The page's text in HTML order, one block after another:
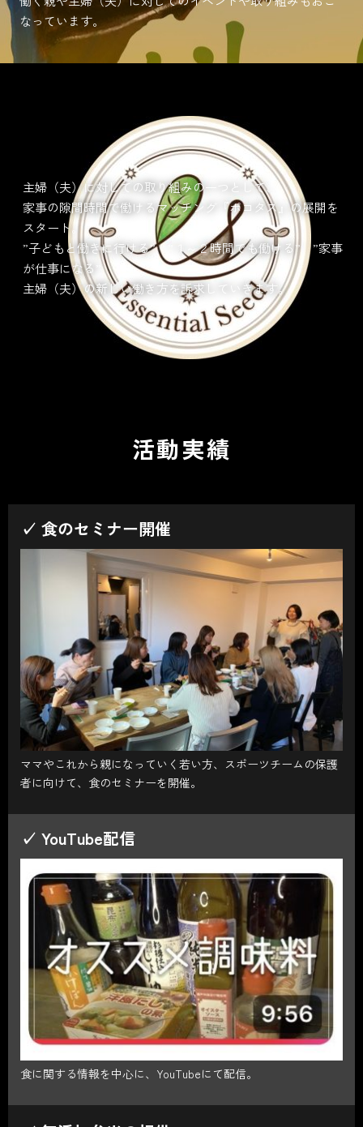
なっています。
主婦（夫）に対しての取り組みの一つとして、
家事の隙間時間で働けるマッチング『ポコタス』の展開を
スタート。
”子どもと働きに行ける” ”１～２時間でも働ける” ”家事
が仕事になる”
主婦（夫）の新しい働き方を訴求していきます。
活動実績
✓ 食のセミナー開催
ママやこれから親になっていく若い方、スポーツチームの保護
者に向けて、食のセミナーを開催。
✓ YouTube配信
食に関する情報を中心に、YouTubeにて配信。